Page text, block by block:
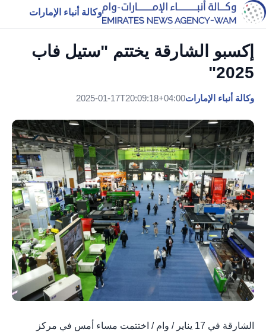
وكالة أنباء الإمارات
إكسبو الشارقة يختتم "ستيل فاب
2025"
وكالة أنباء الإمارات2025-01-17T20:09:18+04:00
الشارقة في 17 يناير / وام / اختتمت مساء أمس في مركز